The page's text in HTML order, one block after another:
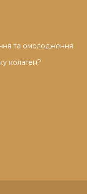
та омолодження
колаген?